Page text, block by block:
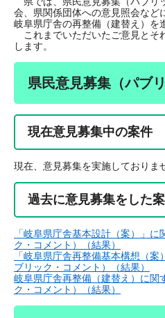
会、県関係団体への意見照会など
岐阜県庁舎の再整備（建替え）を
これまでいただいたご意見とそ
します。
県民意見募集（パブ
現在意見募集中の案件
現在、意見募集を実施しておりま
過去に意見募集をした
「岐阜県庁舎基本設計（案）」
ク・コメント）（結果）
「岐阜県庁舎再整備基本構想（
ブリック・コメント）（結果）
岐阜県庁舎再整備（建替え）に関
ク・コメント）（結果）